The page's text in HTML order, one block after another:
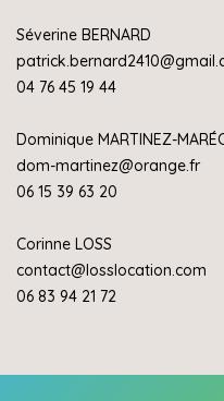
Séverine BERNARD
04 76 45 19 44
Dominique MARTINEZ-
dom-martinez@orange.fr
06 15 39 63 20
Corinne LOSS
contact@losslocation.com
06 83 94 21 72